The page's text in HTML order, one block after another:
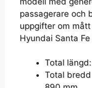
passagerare och
uppgifter om
Hyundai Santa Fe
Total
Total